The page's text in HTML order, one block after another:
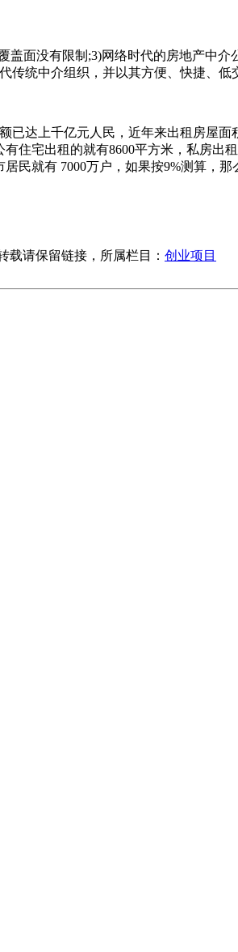
没有限制;3)网络时代的房地产中介
统中介组织，并以其方便、快捷、低
上千亿元人民，近年来出租房屋面
住宅出租的就有8600平方米，私房出
民就有 7000万户，如果按9%测算，那
载请保留链接，所属栏目： 创业项目